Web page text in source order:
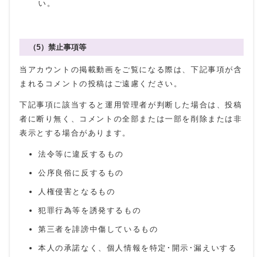
い。
（5）禁止事項等
当アカウントの掲載動画をご覧になる際は、下記事項が含
まれるコメントの投稿はご遠慮ください。
下記事項に該当すると運用管理者が判断した場合は、投稿
者に断り無く、コメントの全部または一部を削除または非
表示とする場合があります。
法令等に違反するもの
公序良俗に反するもの
人権侵害となるもの
犯罪行為等を誘発するもの
第三者を誹謗中傷しているもの
本人の承諾なく、個人情報を特定･開示･漏えいする